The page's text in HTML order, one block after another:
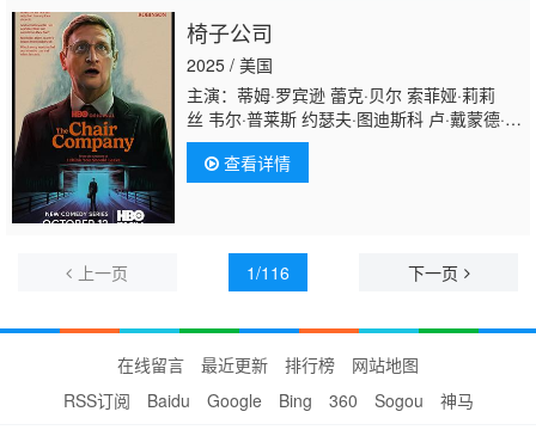
椅子公司
2025 / 美国
主演：蒂姆·罗宾逊 蕾克·贝尔 索菲娅·莉莉
丝 韦尔·普莱斯 约瑟夫·图迪斯科 卢·戴蒙德·菲
利普斯 Andre De Leon 布拉德利·斯泰克
尔 Douglas Bennett Alex Montaldo 阿尔贝托·
艾萨克 小哈里·萨顿 Jonah McD Joy
Lymous Peter Brevett Rich Duva James
Thomas Bligh Rob Romero
查看详情
上一页 1/116 下一页
在线留言 最近更新 排行榜
网站地图
RSS订阅
Baidu Google Bing 360 Sogou 神马